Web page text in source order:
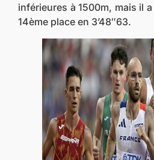
inférieures à 1500m, mais il
14ème place en 3’48″63.